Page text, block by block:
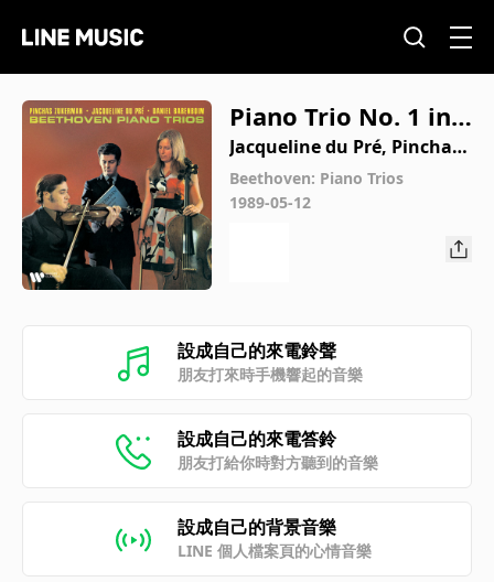
Piano Trio No. 1 in E
-Flat Major, Op. 1 N
o. 1: III. Scherzo. All
egro assai - Trio
Jacqueline du Pré, Pinchas
Zukerman, Daniel Barenbo
im
Beethoven: Piano Trios
1989-05-12
設成自己的來電鈴聲
朋友打來時手機響起的音樂
設成自己的來電答鈴
朋友打給你時對方聽到的音樂
設成自己的背景音樂
LINE 個人檔案頁的心情音樂